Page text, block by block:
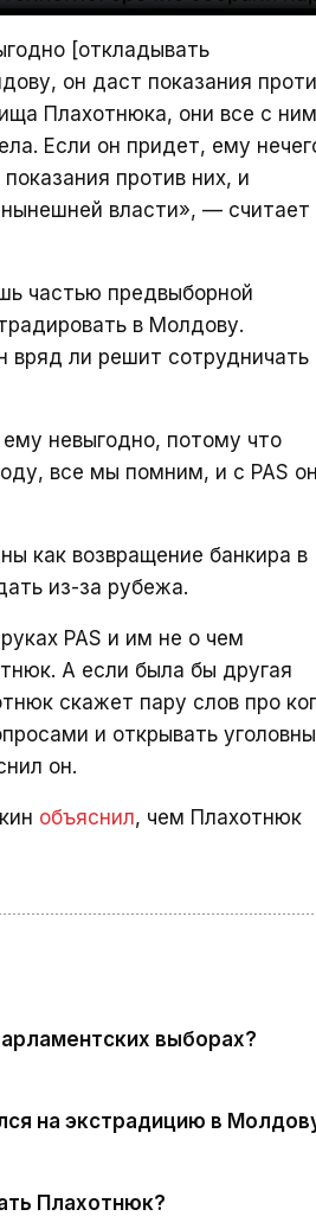
[откладывать
он даст показания
Плахотнюка, они все с ним
Если он придет, ему
против них, и
власти», — считает
частью предвыборной
в Молдову.
вряд ли решит сотрудничать
невыгодно, потому что
все мы помним, и с PAS он
как возвращение банкира в
из-за рубежа.
PAS и им не о чем
А если была бы другая
скажет пару слов про
и открывать
он.
объяснил, чем Плахотнюк
выборах?
на экстрадицию в
Плахотнюк?